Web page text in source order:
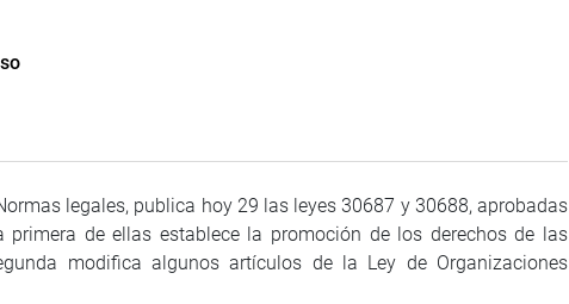
legales, publica hoy 29 las leyes 30687 y 30688, aprobadas
primera de ellas establece la promoción de los derechos de las
modifica algunos artículos de la Ley de Organizaciones